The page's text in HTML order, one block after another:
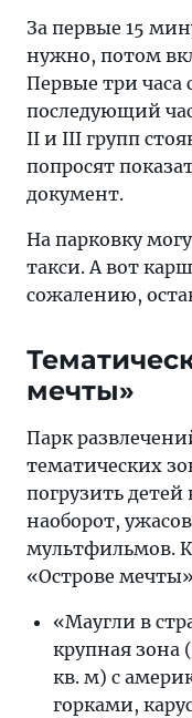
За первые 15
нужно, потом
Первые три часа
последующий
II и III групп
попросят
документ.
На парковку
такси. А вот
сожалению,
мечты»
Парк
тематических
погрузить детей
наоборот,
мультфильмов.
«Острове
«Маугли в
крупная зона
кв. м) с
горками,